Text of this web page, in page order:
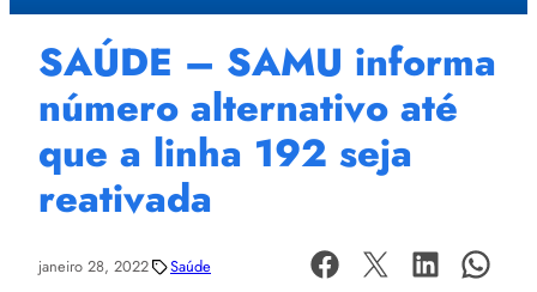
a
SAÚDE – SAMU informa
número alternativo até
que a linha 192 seja
reativada
janeiro 28, 2022 Saúde